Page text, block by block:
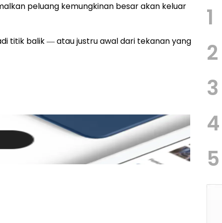
peluang kemungkinan besar akan keluar
titik balik — atau justru awal dari tekanan yang
1
2
3
4
5